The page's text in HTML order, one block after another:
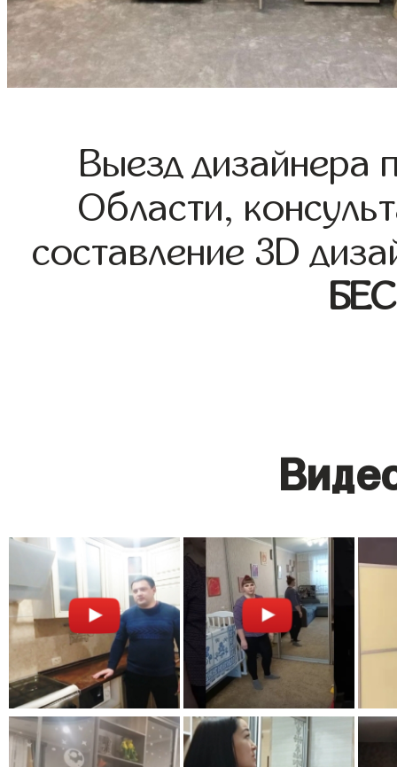
Выезд дизайнера
Области,
составление 3D